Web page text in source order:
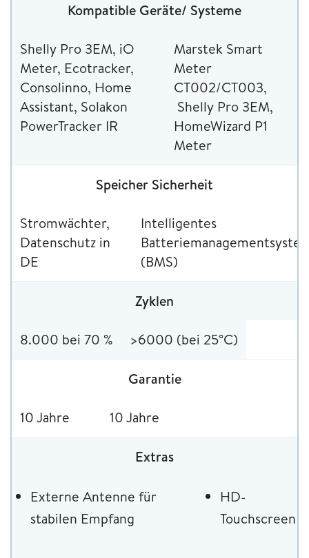
Kompatible Geräte/ Systeme
Shelly Pro 3EM, iO
Meter, Ecotracker,
Consolinno, Home
Assistant, Solakon
PowerTracker IR
Marstek Smart
Meter
CT002/CT003,
Shelly Pro 3EM,
HomeWizard P1
Meter
Speicher Sicherheit
Stromwächter,
Datenschutz in
DE
Intelligentes
(BMS)
Zyklen
8.000 bei 70 % >6000 (bei 25°C)
Garantie
10 Jahre 10 Jahre
Extras
Externe Antenne für
stabilen Empfang
HD-
Touchscreen